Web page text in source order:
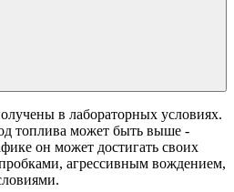
в лабораторных условиях.
топлива может быть выше -
он может достигать своих
агрессивным вождением,